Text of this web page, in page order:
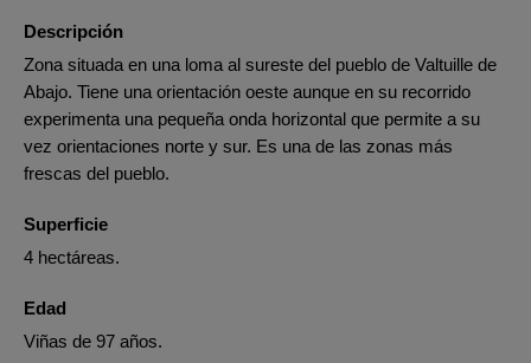
Descripción
Zona situada en una loma al sureste del pueblo de Valtuille de
Abajo. Tiene una orientación oeste aunque en su recorrido
experimenta una pequeña onda horizontal que permite a su
vez orientaciones norte y sur. Es una de las zonas más
frescas del pueblo.
Superficie
4 hectáreas.
Edad
Viñas de 97 años.